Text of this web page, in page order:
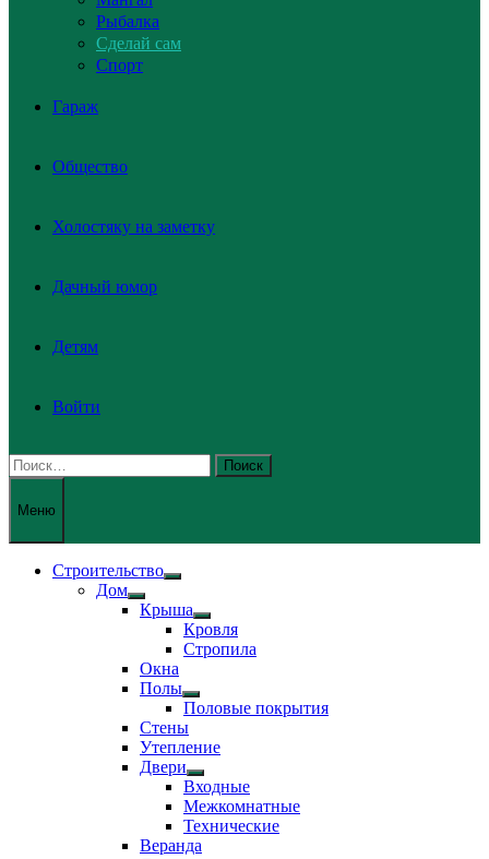
Рыбалка
Сделай сам
Спорт
Гараж
Общество
Холостяку на заметку
Дачный юмор
Детям
Войти
Найти:
Меню
Строительство
Показать
Дом
Показать
подменю
Крыша
Показать
подменю
Кровля
Стропила
Окна
Полы
Показать
подменю
Половые покрытия
Стены
Утепление
Двери
Показать
подменю
Входные
Межкомнатные
Технические
Веранда